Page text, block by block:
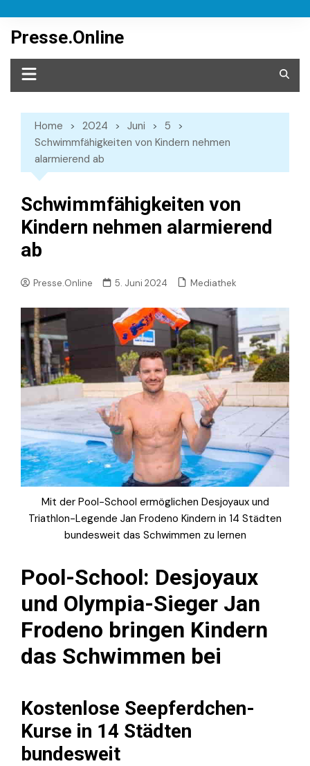
content
Presse.Online
Home 2024 Juni
5
Schwimmfähigkeiten von Kindern nehmen
alarmierend ab
Schwimmfähigkeiten von
Kindern nehmen alarmierend
ab
Presse.Online 5. Juni 2024 Mediathek
Mit der Pool-School ermöglichen Desjoyaux und
Triathlon-Legende Jan Frodeno Kindern in 14 Städten
bundesweit das Schwimmen zu lernen
Pool-School: Desjoyaux
und Olympia-Sieger Jan
Frodeno bringen Kindern
das Schwimmen bei
Kostenlose Seepferdchen-
Kurse in 14 Städten
bundesweit